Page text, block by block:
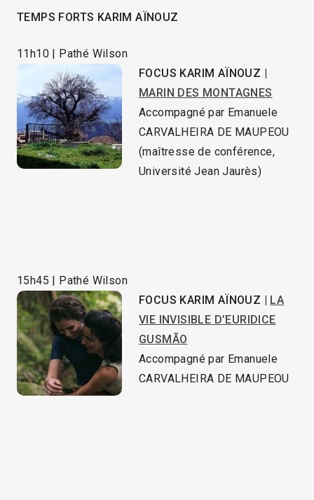
TEMPS FORTS KARIM AÏNOUZ
11h10 | Pathé Wilson
FOCUS KARIM AÏNOUZ |
MARIN DES MONTAGNES
Accompagné par Emanuele
CARVALHEIRA DE MAUPEOU
(maîtresse de conférence,
Université Jean Jaurès)
15h45 | Pathé Wilson
FOCUS KARIM AÏNOUZ | LA
VIE INVISIBLE D’EURIDICE
GUSMÃO
Accompagné par Emanuele
CARVALHEIRA DE MAUPEOU